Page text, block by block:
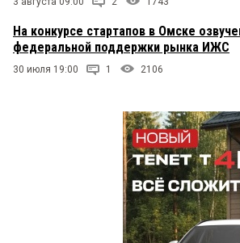
На конкурсе стартапов в Омске
федеральной поддержки рынка ИЖС
30 июля 19:00 1 2106